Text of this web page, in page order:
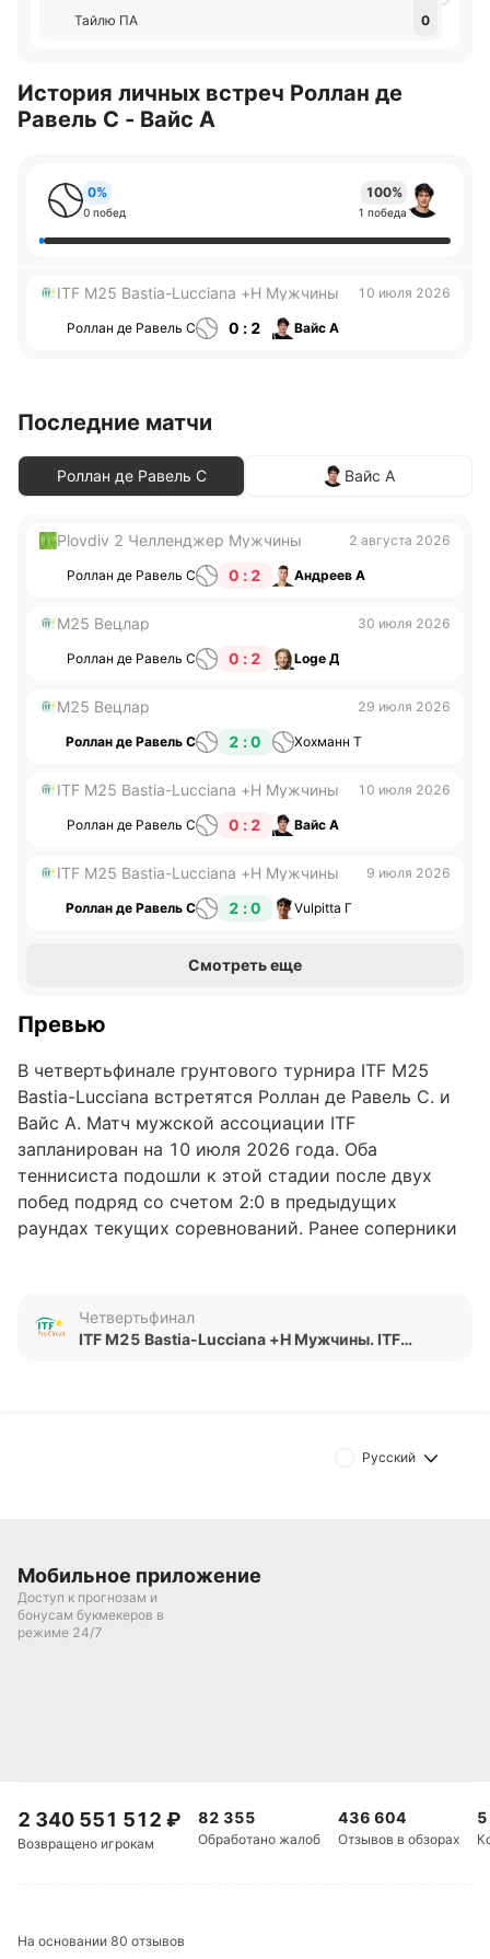
Тайлю ПА 0
История личных встреч Роллан де
Равель С - Вайс А
0%
0 побед
100%
1 победа
ITF M25 Bastia-Lucciana +H Мужчины 10 июля 2026
Роллан де Равель С 0 : 2 Вайс А
Последние матчи
Роллан де Равель С Вайс А
Plovdiv 2 Челленджер Мужчины 2 августа 2026
Роллан де Равель С 0 : 2 Андреев А
M25 Вецлар 30 июля 2026
Роллан де Равель С 0 : 2 Loge Д
M25 Вецлар 29 июля 2026
Роллан де Равель С 2 : 0 Хохманн Т
ITF M25 Bastia-Lucciana +H Мужчины 10 июля 2026
Роллан де Равель С 0 : 2 Вайс А
ITF M25 Bastia-Lucciana +H Мужчины 9 июля 2026
Роллан де Равель С 2 : 0 Vulpitta Г
Смотреть еще
Превью
В четвертьфинале грунтового турнира ITF M25
Bastia-Lucciana встретятся Роллан де Равель С. и
Вайс А. Матч мужской ассоциации ITF
запланирован на 10 июля 2026 года. Оба
теннисиста подошли к этой стадии после двух
побед подряд со счетом 2:0 в предыдущих
раундах текущих соревнований. Ранее соперники
По статистике, игроки предпочитают завершать
матчи в двух сетах.
Четвертьфинал
ITF M25 Bastia-Lucciana +H Мужчины. ITF
Русский
Мобильное приложение
Доступ к прогнозам и
бонусам букмекеров в
режиме 24/7
2 340 551 512 ₽
Возвращено игрокам
82 355
Обработано жалоб
436 604
Отзывов в обзорах
На основании 80 отзывов